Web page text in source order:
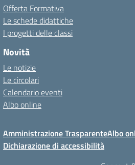
Offerta Formativa
Le schede didattiche
I progetti delle classi
Novità
Le notizie
Le circolari
Calendario eventi
Albo online
Amministrazione TrasparenteAlbo
Dichiarazione di accessibilità